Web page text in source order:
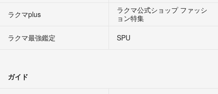
ラクマplus
ラクマ公式ショップ ファッシ
ョン特集
ラクマ最強鑑定
SPU
ガイド